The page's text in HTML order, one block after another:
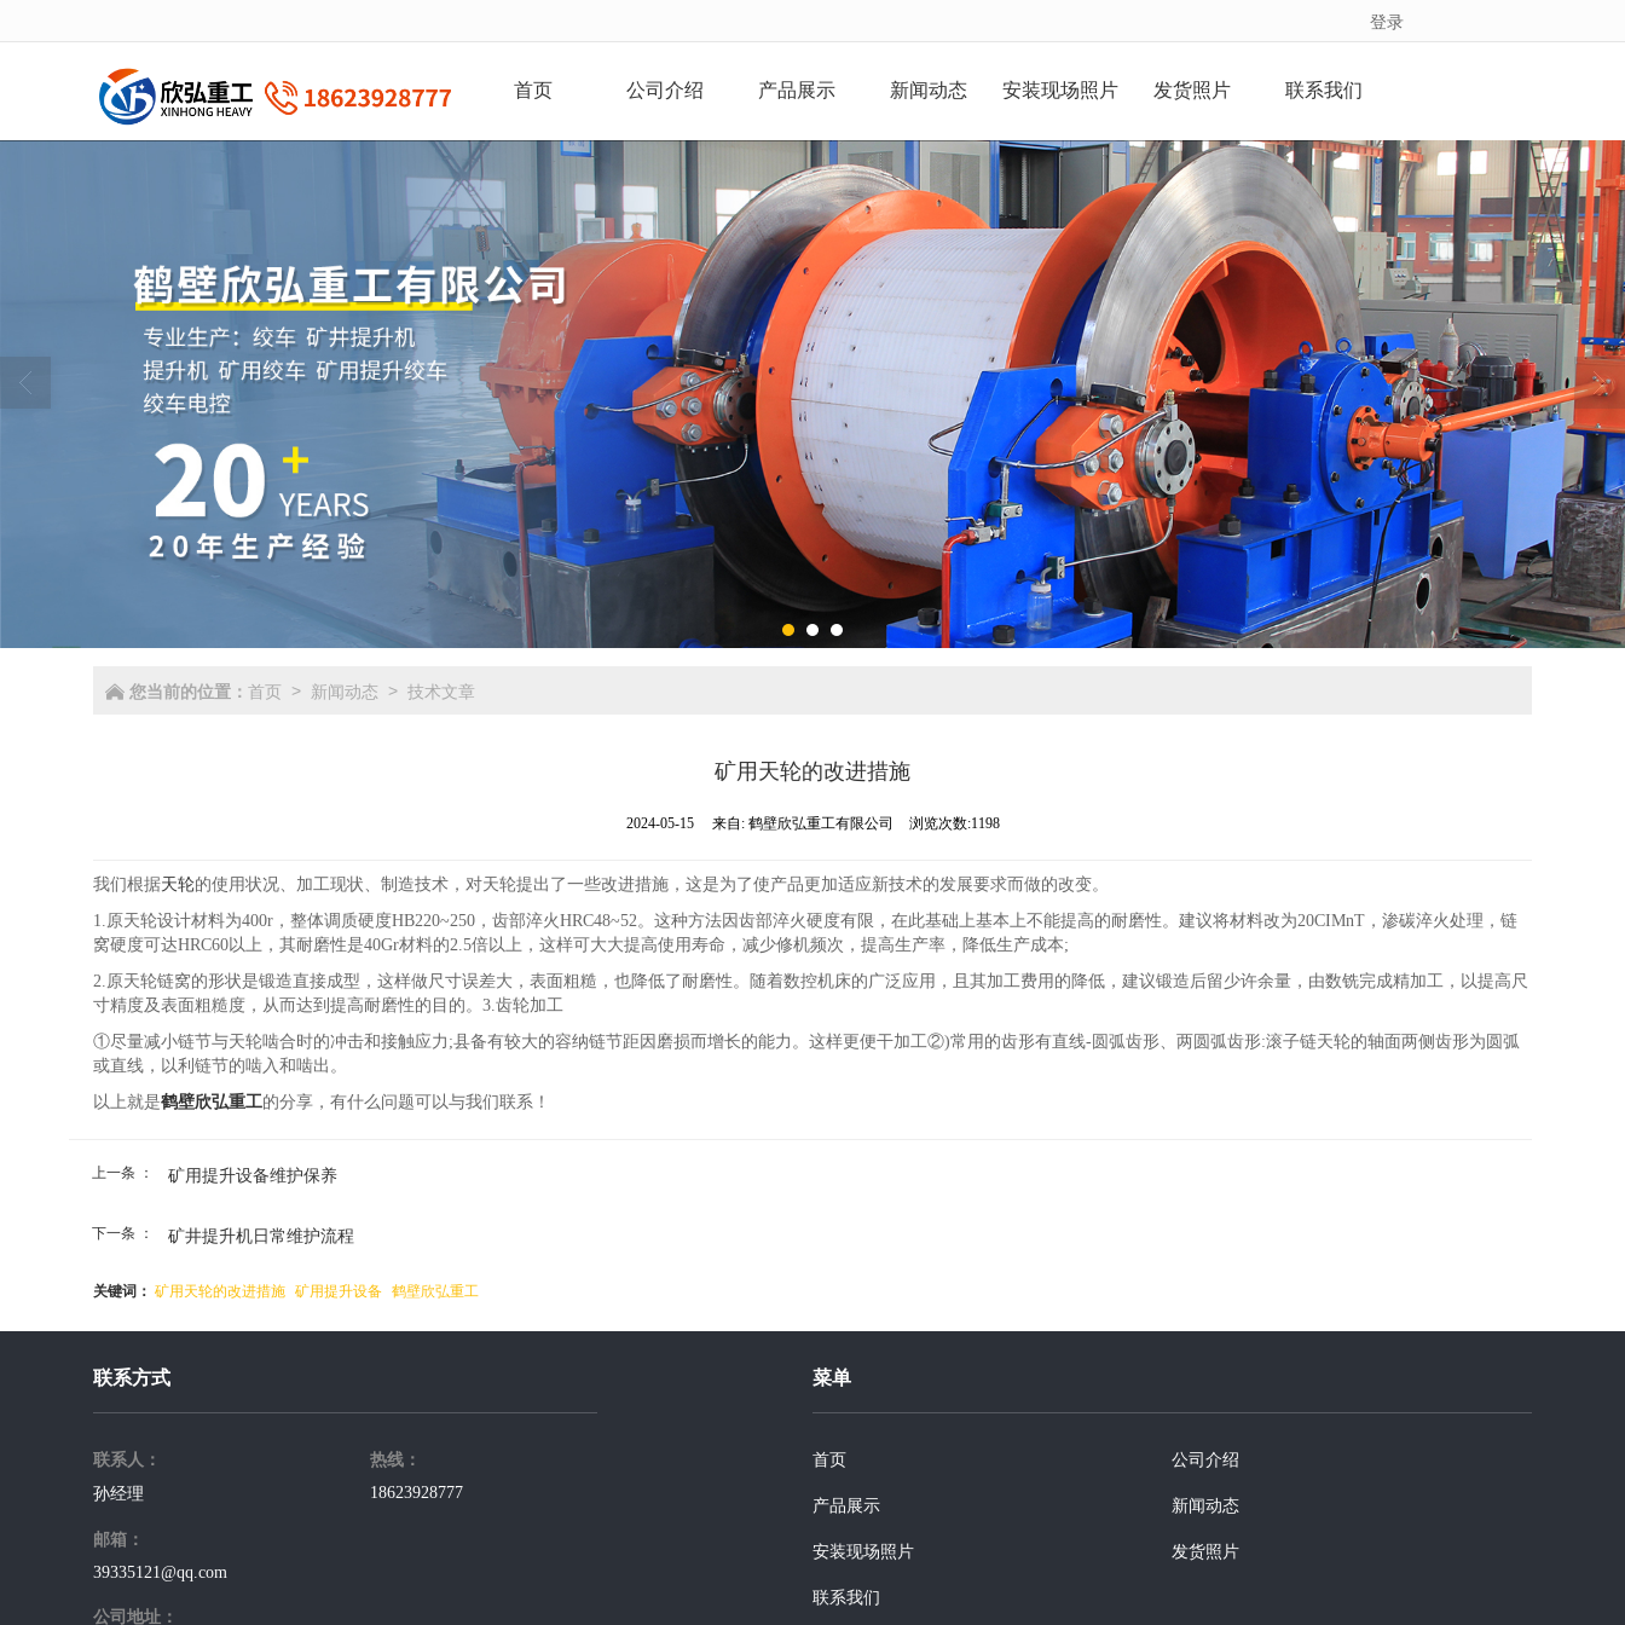
登录
首页 公司介绍 产品展示 新闻动态 安装现场照片 发货照片 联系我们
您当前的位置： 首页 > 新闻动态 > 技术文章
矿用天轮的改进措施
2024-05-15 来自: 鹤壁欣弘重工有限公司 浏览次数:1198
我们根据天轮的使用状况、加工现状、制造技术，对天轮提出了一些改进措施，这是为了使产品更加适应新技术的发展要求而做的改变。
1.原天轮设计材料为400r，整体调质硬度HB220~250，齿部淬火HRC48~52。这种方法因齿部淬火硬度有限，在此基础上基本上不能提高的耐磨性。建议将材料改为20CIMnT，渗碳淬火处理，链
窝硬度可达HRC60以上，其耐磨性是40Gr材料的2.5倍以上，这样可大大提高使用寿命，减少修机频次，提高生产率，降低生产成本;
2.原天轮链窝的形状是锻造直接成型，这样做尺寸误差大，表面粗糙，也降低了耐磨性。随着数控机床的广泛应用，且其加工费用的降低，建议锻造后留少许余量，由数铣完成精加工，以提高尺
寸精度及表面粗糙度，从而达到提高耐磨性的目的。3.齿轮加工
①尽量减小链节与天轮啮合时的冲击和接触应力;县备有较大的容纳链节距因磨损而增长的能力。这样更便干加工②)常用的齿形有直线-圆弧齿形、两圆弧齿形:滚子链天轮的轴面两侧齿形为圆弧
或直线，以利链节的啮入和啮出。
以上就是鹤壁欣弘重工的分享，有什么问题可以与我们联系！
上一条 ： 矿用提升设备维护保养
下一条 ： 矿井提升机日常维护流程
关键词： 矿用天轮的改进措施 矿用提升设备 鹤壁欣弘重工
联系方式
联系人：
孙经理
热线：
18623928777
邮箱：
39335121@qq.com
公司地址：
菜单
首页 公司介绍
产品展示 新闻动态
安装现场照片 发货照片
联系我们